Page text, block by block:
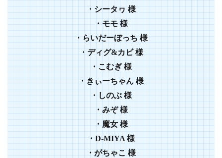
・シータヮ 様
・モモ 様
・らいだーぼっち 様
・ディグ&カビ 様
・こむぎ 様
・きぃーちゃん 様
・しのぶ 様
・みぞ 様
・魔女 様
・D-MIYA 様
・がちゃこ 様